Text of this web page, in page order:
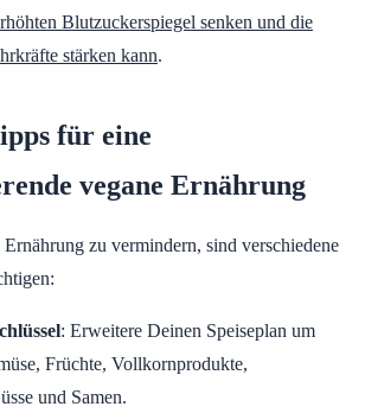
Blutzuckerspiegel senken und die
stärken kann.
für eine
vegane Ernährung
zu vermindern, sind verschiedene
: Erweitere Deinen Speiseplan um
Früchte, Vollkornprodukte,
und Samen.